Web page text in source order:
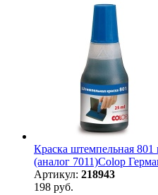
Краска штемпельная
(аналог 7011)Colop
Артикул: 218943
198 руб.